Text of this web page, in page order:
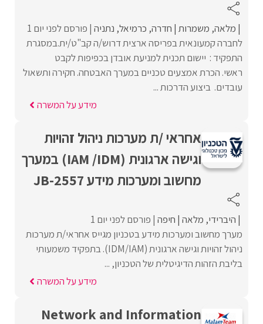
מלאה משמרות חדרה כרמיאל נתניה פורסם לפני יום 1
לחברה קמעונאית בפריסה ארצית דרוש/ה קב"ט/ית.במסגרת
התפקיד : יישום תכנית למניעת אובדן בכפיפות לקבט
ראשי. הכרת אמצעים טכניים במערך האבטחה. חקירה ותשאול
עובדים. ביצוע הדרכות ...
מידע על המשרה
אחראי /ת מערכות ניהול זהויות
וגישה ארגונית (IAM /IDM) במערך
מחשוב ומערכות מידע JB-2557
היברידי מלאה חיפה פורסם לפני יום 1
מערך מחשוב ומערכות מידע בטכניון מגייס אחראי/ת מערכות
ניהול זהויות וגישה ארגונית (IDM/IAM). בתפקיד משמעותי
בליבת הזהות הדיגיטלית של הטכניון, ...
מידע על המשרה
Network and Information